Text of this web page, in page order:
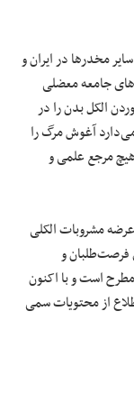
مخدرها در ایران و
جامعه معضلی
الکل بدن را در
آغوش مرگ را
هیچ مرجع علمی و
مشروبات الکلی
فرصت‌طلبان و
است و با اکنون
از محتویات سمی